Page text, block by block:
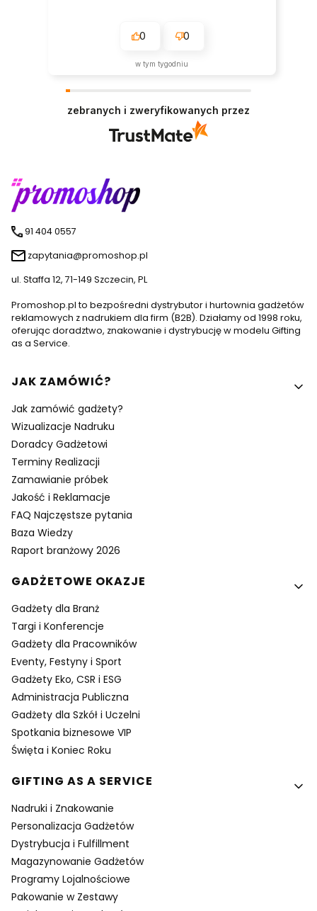
0 0
w tym tygodniu
zebranych i zweryfikowanych przez
91 404 0557
zapytania@promoshop.pl
ul. Staffa 12, 71-149 Szczecin, PL
Promoshop.pl to bezpośredni dystrybutor i hurtownia gadżetów
reklamowych z nadrukiem dla firm (B2B). Działamy od 1998 roku,
oferując doradztwo, znakowanie i dystrybucję w modelu Gifting
as a Service.
Linki w stopce
JAK ZAMÓWIĆ?
Jak zamówić gadżety?
Wizualizacje Nadruku
Doradcy Gadżetowi
Terminy Realizacji
Zamawianie próbek
Jakość i Reklamacje
FAQ Najczęstsze pytania
Baza Wiedzy
Raport branżowy 2026
GADŻETOWE OKAZJE
Gadżety dla Branż
Targi i Konferencje
Gadżety dla Pracowników
Eventy, Festyny i Sport
Gadżety Eko, CSR i ESG
Administracja Publiczna
Gadżety dla Szkół i Uczelni
Spotkania biznesowe VIP
Święta i Koniec Roku
GIFTING AS A SERVICE
Nadruki i Znakowanie
Personalizacja Gadżetów
Dystrybucja i Fulfillment
Magazynowanie Gadżetów
Programy Lojalnościowe
Pakowanie w Zestawy